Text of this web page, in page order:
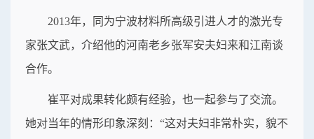
2013年，同为宁波材料所高级引进人才的激光专
家张文武，介绍他的河南老乡张军安夫妇来和江南谈
合作。
崔平对成果转化颇有经验，也一起参与了交流。
她对当年的情形印象深刻：“这对夫妇非常朴实，貌不